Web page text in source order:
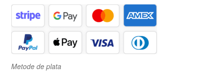
Metode de plata